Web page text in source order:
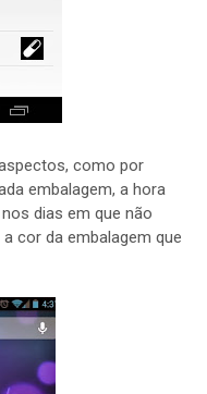
como por
embalagem, a hora
dias em que não
cor da embalagem que